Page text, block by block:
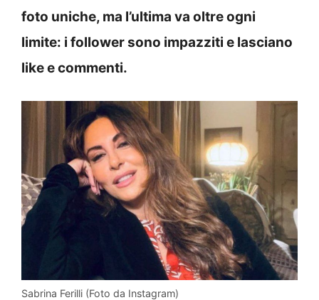
foto uniche, ma l’ultima va oltre ogni
limite: i follower sono impazziti e lasciano
like e commenti.
Sabrina Ferilli (Foto da Instagram)